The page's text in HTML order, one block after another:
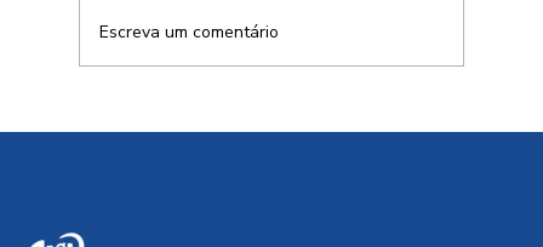
Escreva um comentário